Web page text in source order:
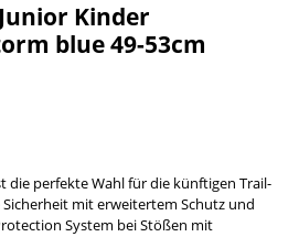
Kinder
blue 49-53cm
die perfekte Wahl für die künftigen Trail-
mit erweitertem Schutz und
System bei Stößen mit